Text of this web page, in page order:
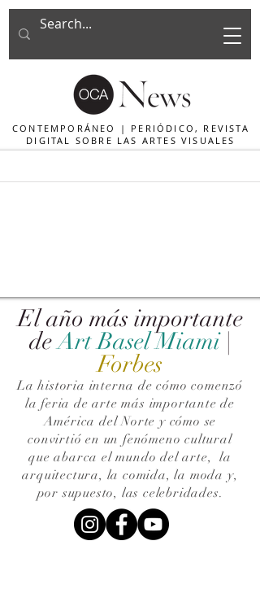
CONTEMPORÁNEO | PERIÓDICO, REVISTA
DIGITAL SOBRE LAS ARTES VISUALES
El año más importante
de Art Basel Miami |
Forbes
La historia interna de cómo comenzó
la feria de arte más importante de
América del Norte y cómo se
convirtió en un fenómeno cultural
que abarca el mundo del arte,la
arquitectura, la comida, la moda y,
por supuesto, las celebridades.